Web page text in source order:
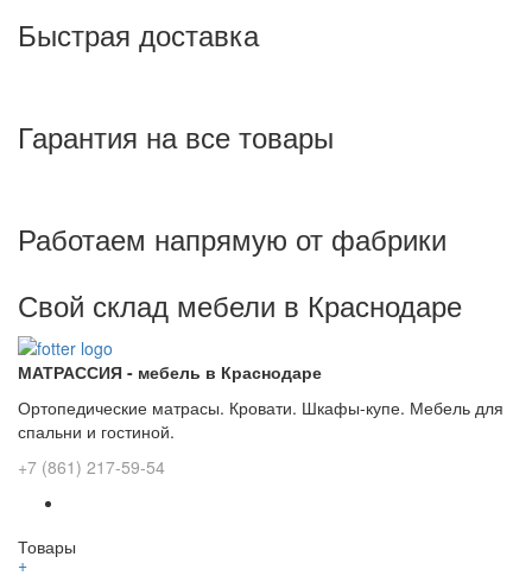
Быстрая доставка
Гарантия на все товары
Работаем напрямую от фабрики
Свой склад мебели в Краснодаре
МАТРАССИЯ - мебель в Краснодаре
Ортопедические матрасы. Кровати. Шкафы-купе. Мебель для
спальни и гостиной.
+7 (861) 217-59-54
Товары
+